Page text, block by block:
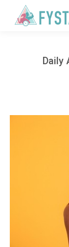
Daily